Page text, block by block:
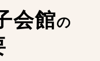
会館の